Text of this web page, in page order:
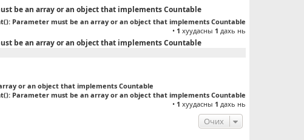
be an array or an object that implements Countable
Parameter must be an array or an object that implements Countable
• 1 хуудасны 1 дахь нь
be an array or an object that implements Countable
or an object that implements Countable
Parameter must be an array or an object that implements Countable
• 1 хуудасны 1 дахь нь
Очих